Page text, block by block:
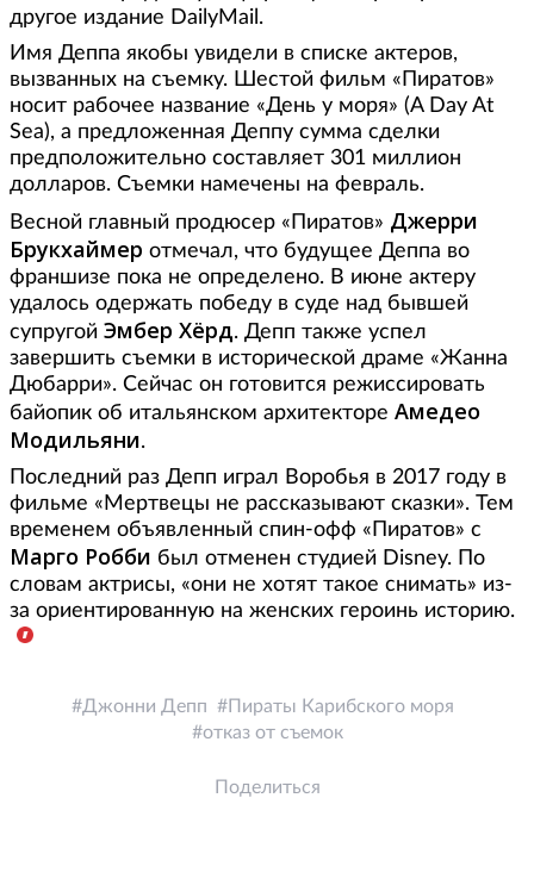
другое издание DailyMail.
Имя Деппа якобы увидели в списке актеров,
вызванных на съемку. Шестой фильм «Пиратов»
носит рабочее название «День у моря» (A Day At
Sea), а предложенная Деппу сумма сделки
предположительно составляет 301 миллион
долларов. Съемки намечены на февраль.
Весной главный продюсер «Пиратов» Джерри
Брукхаймер отмечал, что будущее Деппа во
франшизе пока не определено. В июне актеру
удалось одержать победу в суде над бывшей
супругой Эмбер Хёрд. Депп также успел
завершить съемки в исторической драме «Жанна
Дюбарри». Сейчас он готовится режиссировать
байопик об итальянском архитекторе Амедео
Модильяни.
Последний раз Депп играл Воробья в 2017 году в
фильме «Мертвецы не рассказывают сказки». Тем
временем объявленный спин-офф «Пиратов» с
Марго Робби был отменен студией Disney. По
словам актрисы, «они не хотят такое снимать» из-
за ориентированную на женских героинь историю.
Джонни Депп
Пираты Карибского моря
отказ от съемок
Поделиться